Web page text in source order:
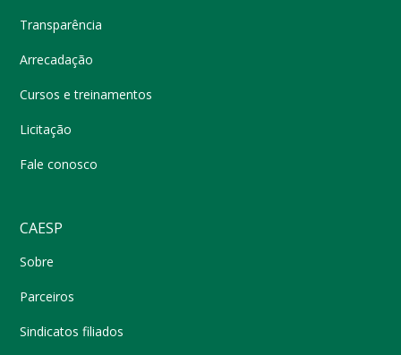
Transparência
Arrecadação
Cursos e treinamentos
Licitação
Fale conosco
CAESP
Sobre
Parceiros
Sindicatos filiados